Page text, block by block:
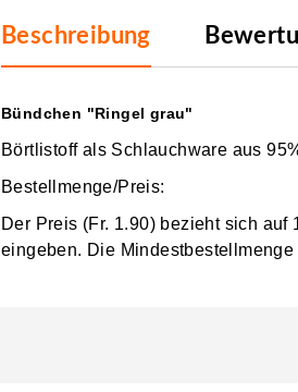
Beschreibung
Bündchen "Ringel grau"
Börtlistoff als Schlauchware aus
Bestellmenge/Preis:
Der Preis (Fr. 1.90) bezieht sich
eingeben. Die